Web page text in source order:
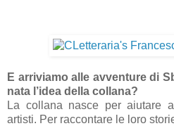
E arriviamo alle avventure di
nata l’idea della collana?
La collana nasce per aiutare
artisti. Per raccontare le loro